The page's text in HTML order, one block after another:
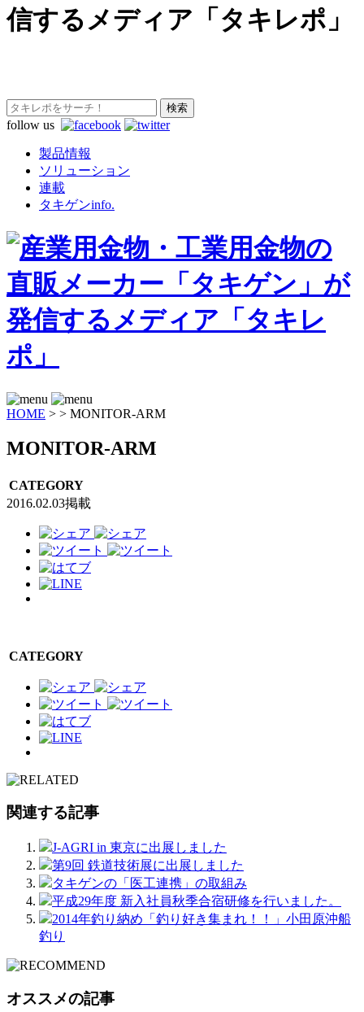
信するメディア「タキレポ」
follow us
製品情報
ソリューション
連載
タキゲンinfo.
HOME > > MONITOR-ARM
MONITOR-ARM
CATEGORY
2016.02.03掲載
CATEGORY
関連する記事
J-AGRI in 東京に出展しました
第9回 鉄道技術展に出展しました
タキゲンの「医工連携」の取組み
平成29年度 新入社員秋季合宿研修を行いました。
2014年釣り納め「釣り好き集まれ！！」小田原沖船
釣り
オススメの記事